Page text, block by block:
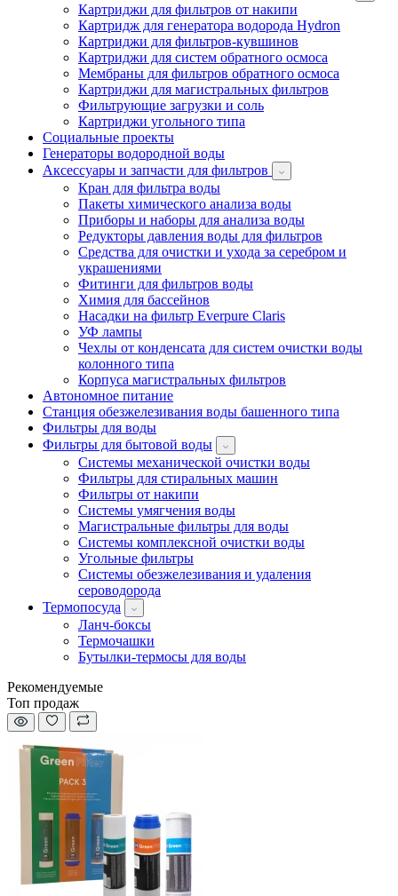
Картриджи для фильтров от накипи
Картридж для генератора водорода Hydron
Картриджи для фильтров-кувшинов
Картриджи для систем обратного осмоса
Мембраны для фильтров обратного осмоса
Картриджи для магистральных фильтров
Фильтрующие загрузки и соль
Картриджи угольного типа
Социальные проекты
Генераторы водородной воды
Аксессуары и запчасти для фильтров
Кран для фильтра воды
Пакеты химического анализа воды
Приборы и наборы для анализа воды
Редукторы давления воды для фильтров
Средства для очистки и ухода за серебром и
украшениями
Фитинги для фильтров воды
Химия для бассейнов
Насадки на фильтр Everpure Claris
УФ лампы
Чехлы от конденсата для систем очистки воды
колонного типа
Корпуса магистральных фильтров
Автономное питание
Станция обезжелезивания воды башенного типа
Фильтры для воды
Фильтры для бытовой воды
Системы механической очистки воды
Фильтры для стиральных машин
Фильтры от накипи
Системы умягчения воды
Магистральные фильтры для воды
Системы комплексной очистки воды
Угольные фильтры
Системы обезжелезивания и удаления
сероводорода
Термопосуда
Ланч-боксы
Термочашки
Бутылки-термосы для воды
Рекомендуемые
Топ продаж